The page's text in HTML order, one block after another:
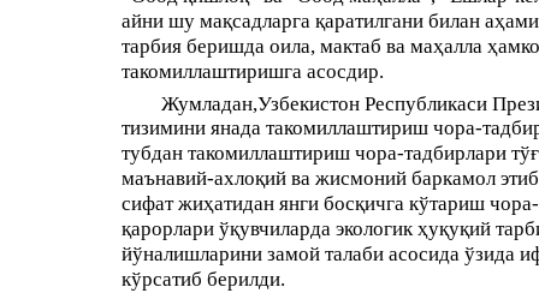
айни шу мақсадларга қаратилгани билан
тарбия беришда оила, мактаб ва маҳалла
такомиллаштиришга асосдир.
Жумладан,Узбекистон Республикаси
тизимини янада такомиллаштириш чора-
тубдан такомиллаштириш чора-тадбирлари
маънавий-ахлоқий ва жисмоний баркамол
сифат жиҳатидан янги босқичга кўтариш
қарорлари ўқувчиларда экологик ҳуқуқий
йўналишларини замой талаби асосида ўзида
кўрсатиб берилди.